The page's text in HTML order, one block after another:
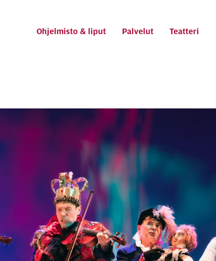
Ohjelmisto & liput Palvelut Teatteri